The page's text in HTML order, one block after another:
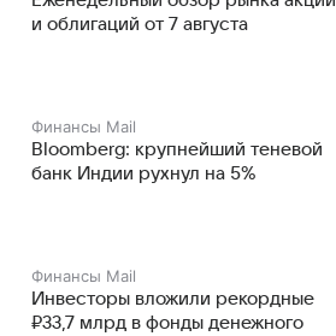
и облигаций от 7 августа
Финансы Mail
Bloomberg: крупнейший теневой
банк Индии рухнул на 5%
Финансы Mail
Инвесторы вложили рекордные
₽33,7 млрд в фонды денежного